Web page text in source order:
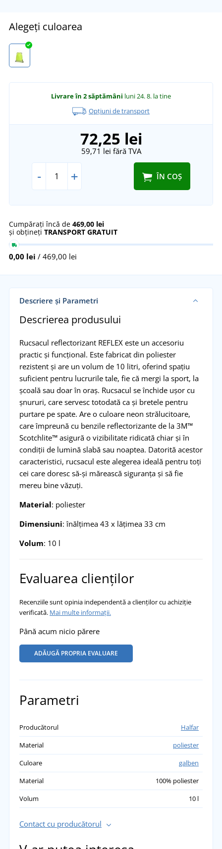
Alegeți culoarea
Livrare în 2 săptămâni luni 24. 8. la tine
Opțiuni de transport
72,25 lei
59,71 lei fără TVA
- + ÎN COȘ
Cumpărați încă de 469,00 lei
și obțineți TRANSPORT GRATUIT
0,00 lei / 469,00 lei
Descriere și Parametri
Descrierea produsului
Rucsacul reflectorizant REFLEX este un accesoriu
practic și funcțional. Este fabricat din poliester
rezistent și are un volum de 10 litri, oferind spațiu
suficient pentru lucrurile tale, fie că mergi la sport, la
școală sau doar în oraș. Rucsacul se închide ușor cu
șnururi, care servesc totodată ca și bretele pentru
purtare pe spate. Are o culoare neon strălucitoare,
care împreună cu benzile reflectorizante de la 3M™
Scotchlite™ asigură o vizibilitate ridicată chiar și în
condiții de lumină slabă sau noaptea. Datorită acestor
caracteristici, rucsacul este alegerea ideală pentru toți
cei care doresc să-și mărească siguranța și să fie
mereu bine văzuți.
Material: poliester
Dimensiuni: înălțimea 43 x lățimea 33 cm
Volum: 10 l
Evaluarea clienților
Recenziile sunt opinia independentă a clienților cu achiziție
verificată. Mai multe informații.
Până acum nicio părere
ADĂUGĂ PROPRIA EVALUARE
Parametri
Producătorul
Halfar
Material
poliester
Culoare
galben
Material
100% poliester
Volum
10 l
Contact cu producătorul